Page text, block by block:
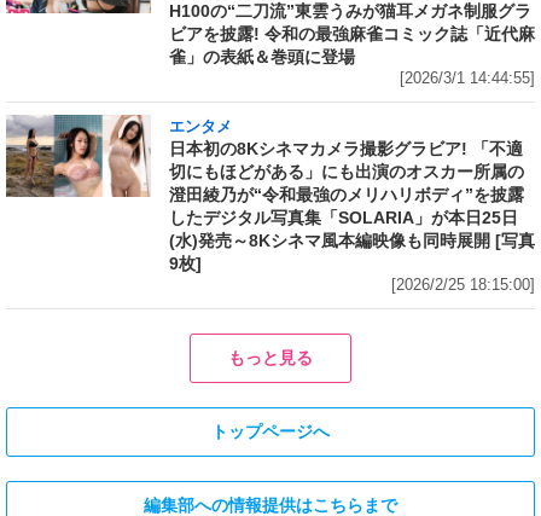
H100の“二刀流”東雲うみが猫耳メガネ制服グラ
ビアを披露! 令和の最強麻雀コミック誌「近代麻
雀」の表紙＆巻頭に登場
[2026/3/1 14:44:55]
エンタメ
日本初の8Kシネマカメラ撮影グラビア! 「不適
切にもほどがある」にも出演のオスカー所属の
澄田綾乃が“令和最強のメリハリボディ”を披露
したデジタル写真集「SOLARIA」が本日25日
(水)発売～8Kシネマ風本編映像も同時展開 [写真
9枚]
[2026/2/25 18:15:00]
もっと見る
トップページへ
編集部への情報提供はこちらまで